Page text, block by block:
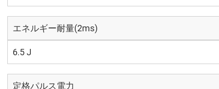
エネルギー耐量(2ms)
6.5 J
定格パルス電力